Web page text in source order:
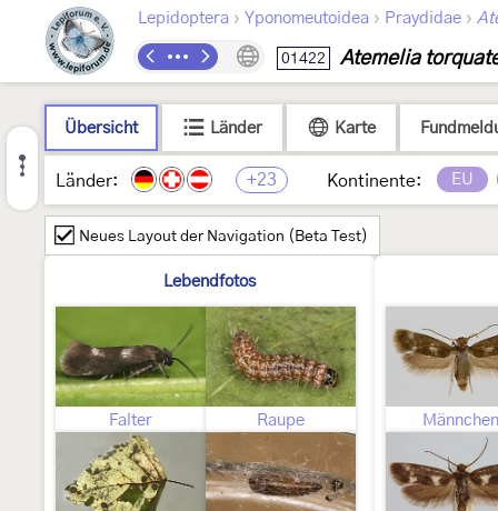
Lepidoptera › Yponomeutoidea › Praydidae ›
01422 Atemelia
Übersicht Länder Karte
Länder: +23 Kontinente: EU
Neues Layout der Navigation (Beta Test)
Lebendfotos
Falter Raupe Männchen